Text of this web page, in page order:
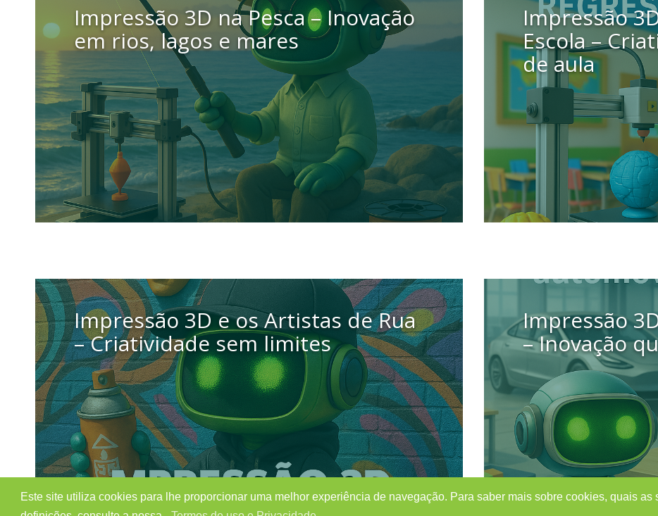
Este site utiliza cookies para lhe proporcionar uma melhor experiência de navegação. Para saber mais sobre cookies, quais
Impressão 3D na Pesca – Inovação
em rios, lagos e mares
5 setembro 2025
Impressão
Escola –
de aula
4 setembro 2025
Impressão 3D e os Artistas de Rua
– Criatividade sem limites
Impressão
– Inovação